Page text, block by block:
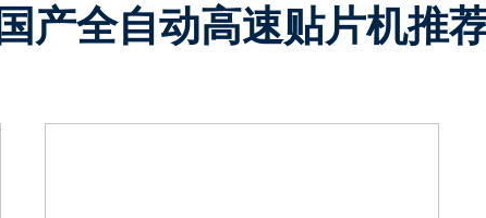
国产全自动高速贴片机推